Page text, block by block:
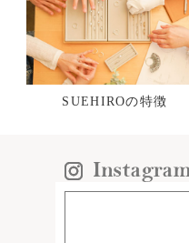
SUEHIROの特徴